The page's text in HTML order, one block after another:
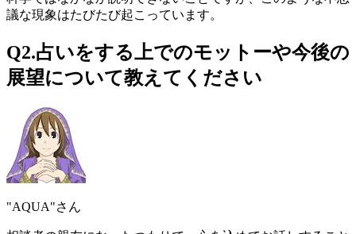
議な現象はたびたび起こっています。
Q2.占いをする上でのモットーや今後の
展望について教えてください
"AQUA"さん